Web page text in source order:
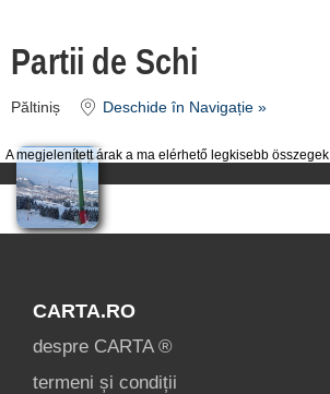
A megjelenített árak a ma elérhető legkisebb összegek.
Partii de Schi
Păltiniș Deschide în Navigație »
login
CARTA.RO
despre CARTA ®
termeni și condiții